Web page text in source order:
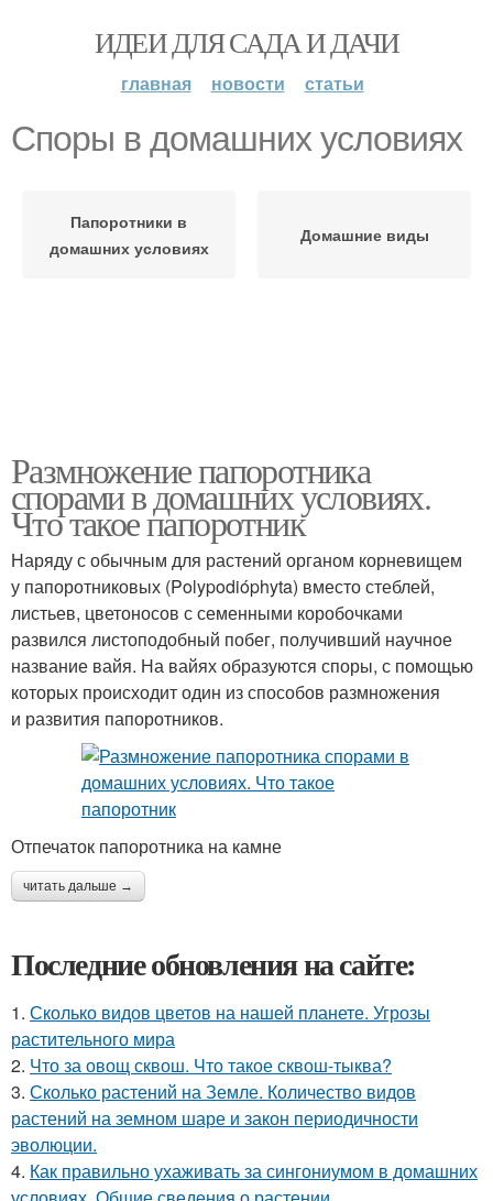
ИДЕИ ДЛЯ САДА И ДАЧИ
главная новости статьи
Споры в домашних условиях
Папоротники в
домашних условиях
Домашние виды
Размножение папоротника
спорами в домашних условиях.
Что такое папоротник
Наряду с обычным для растений органом корневищем
у папоротниковых (Polypodióphyta) вместо стеблей,
листьев, цветоносов с семенными коробочками
развился листоподобный побег, получивший научное
название вайя. На вайях образуются споры, с помощью
которых происходит один из способов размножения
и развития папоротников.
Отпечаток папоротника на камне
читать дальше →
Последние обновления на сайте:
1. Сколько видов цветов на нашей планете. Угрозы
растительного мира
2. Что за овощ сквош. Что такое сквош-тыква?
3. Сколько растений на Земле. Количество видов
растений на земном шаре и закон периодичности
эволюции.
4. Как правильно ухаживать за сингониумом в домашних